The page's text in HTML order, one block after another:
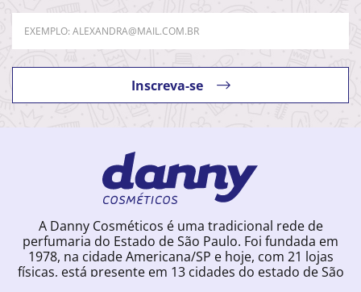
Inscreva-se
A Danny Cosméticos é uma tradicional rede de
perfumaria do Estado de São Paulo. Foi fundada em
1978, na cidade Americana/SP e hoje, com 21 lojas
físicas, está presente em 13 cidades do estado de São